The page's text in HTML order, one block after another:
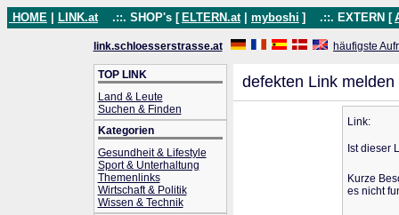
HOME LINK.at .::. SHOP's [ ELTERN.at myboshi ] .::. EXTERN [
link.schloesserstrasse.at häufigste
TOP LINK
Land & Leute
Suchen & Finden
Kategorien
Gesundheit & Lifestyle
Sport & Unterhaltung
Themenlinks
Wirtschaft & Politik
Wissen & Technik
defekten Link melden
Link:
Ist dieser
Kurze
es nicht